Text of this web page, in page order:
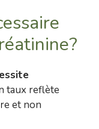
taux reflète
et non